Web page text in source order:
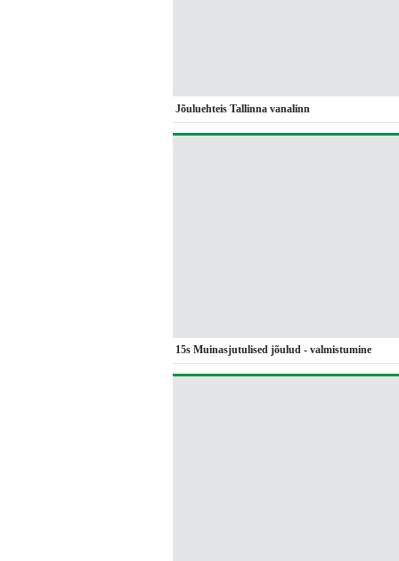
Jõuluehteis Tallinna vanalinn
15s Muinasjutulised jõulud - valmistumine